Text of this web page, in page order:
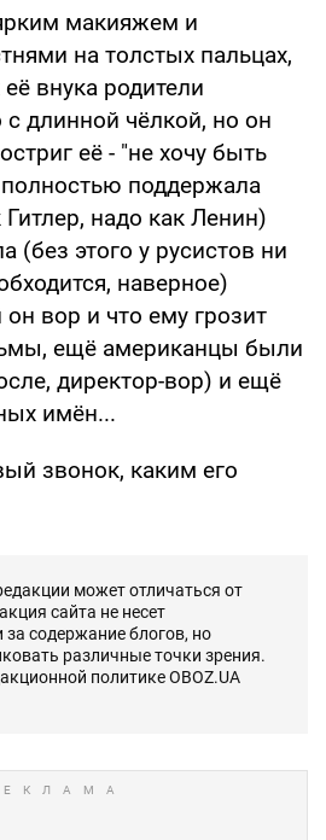
макияжем и
на толстых пальцах,
внука родители
длинной чёлкой, но он
её - "не хочу быть
поддержала
Гитлер, надо как Ленин)
(без этого у русистов ни
наверное)
вор и что ему грозит
ещё американцы были
директор-вор) и ещё
имён...
звонок, каким его
может отличаться от
сайта не несет
за содержание блогов, но
различные точки зрения.
политике OBOZ.UA